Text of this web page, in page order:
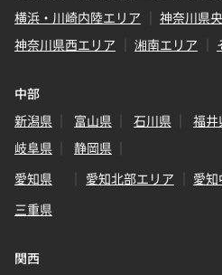
横浜・川崎内陸エリア
神奈川県
神奈川県西エリア
湘南エリア
中部
新潟県
富山県 石川県 福井
岐阜県
静岡県
愛知県
愛知北部エリア 愛
三重県
関西